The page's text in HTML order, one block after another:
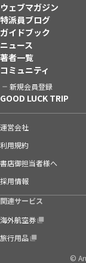
ウェブマガジン
特派員ブログ
ガイドブック
ニュース
著者一覧
コミュニティ
新規会員登録
GOOD LUCK TRIP
運営会社
利用規約
書店御担当者様へ
採用情報
関連サービス
海外航空券
旅行用品
©